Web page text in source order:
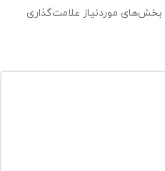
بخش‌های موردنیاز علامت‌گذاری